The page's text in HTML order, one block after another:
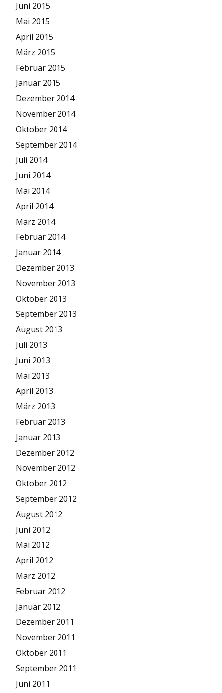
Juni 2015
Mai 2015
April 2015
März 2015
Februar 2015
Januar 2015
Dezember 2014
November 2014
Oktober 2014
September 2014
Juli 2014
Juni 2014
Mai 2014
April 2014
März 2014
Februar 2014
Januar 2014
Dezember 2013
November 2013
Oktober 2013
September 2013
August 2013
Juli 2013
Juni 2013
Mai 2013
April 2013
März 2013
Februar 2013
Januar 2013
Dezember 2012
November 2012
Oktober 2012
September 2012
August 2012
Juni 2012
Mai 2012
April 2012
März 2012
Februar 2012
Januar 2012
Dezember 2011
November 2011
Oktober 2011
September 2011
Juni 2011